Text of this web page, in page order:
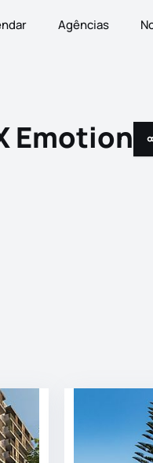
Agências
Emotion